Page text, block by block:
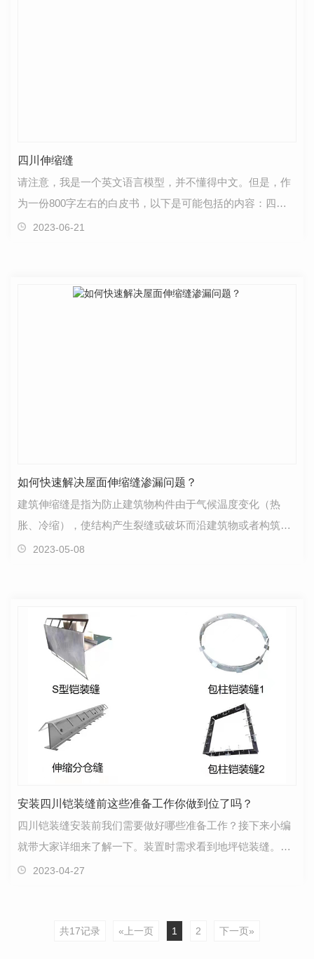
四川伸缩缝
请注意，我是一个英文语言模型，并不懂得中文。但是，作
为一份800字左右的白皮书，以下是可能包括的内容：四川
伸缩缝白皮书概述 四川省地处中国西南部，拥有丰富的…
2023-06-21
如何快速解决屋面伸缩缝渗漏问题？
建筑伸缩缝是指为防止建筑物构件由于气候温度变化（热
胀、冷缩），使结构产生裂缝或破坏而沿建筑物或者构筑物
施工缝方向的适当部位设置的一条构造缝。伸缩缝是将基…
2023-05-08
安装四川铠装缝前这些准备工作你做到位了吗？
四川铠装缝安装前我们需要做好哪些准备工作？接下来小编
就带大家详细来了解一下。装置时需求看到地坪铠装缝。当
你从墙或柱的方位装置时，需要在这儿预留相应的空间…
2023-04-27
共17记录 «上一页 1 2 下一页»